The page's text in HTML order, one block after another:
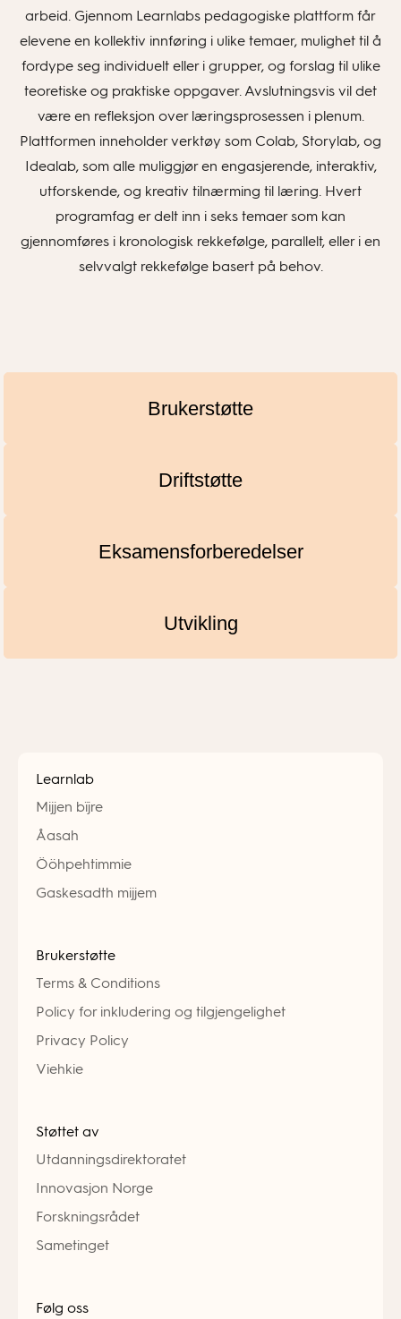
arbeid. Gjennom Learnlabs pedagogiske plattform får
elevene en kollektiv innføring i ulike temaer, mulighet til å
fordype seg individuelt eller i grupper, og forslag til ulike
teoretiske og praktiske oppgaver. Avslutningsvis vil det
være en refleksjon over læringsprosessen i plenum.
Plattformen inneholder verktøy som Colab, Storylab, og
Idealab, som alle muliggjør en engasjerende, interaktiv,
utforskende, og kreativ tilnærming til læring. Hvert
programfag er delt inn i seks temaer som kan
gjennomføres i kronologisk rekkefølge, parallelt, eller i en
selvvalgt rekkefølge basert på behov.
Brukerstøtte
Driftstøtte
Eksamensforberedelser
Utvikling
Learnlab
Mijjen bïjre
Åasah
Ööhpehtimmie
Gaskesadth mijjem
Brukerstøtte
Terms & Conditions
Policy for inkludering og tilgjengelighet
Privacy Policy
Viehkie
Støttet av
Utdanningsdirektoratet
Innovasjon Norge
Forskningsrådet
Sametinget
Følg oss